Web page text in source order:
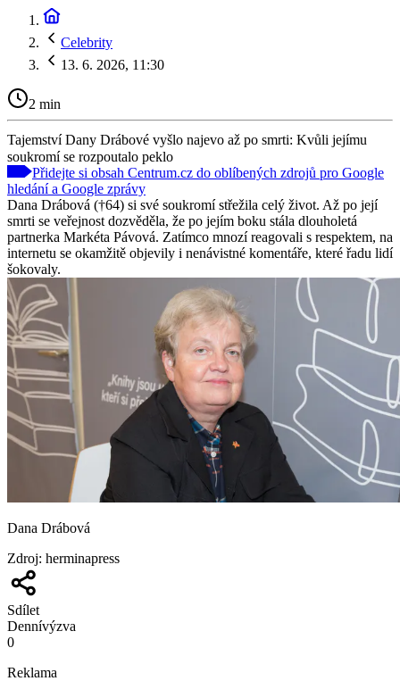
Celebrity
13. 6. 2026, 11:30
2 min
Tajemství Dany Drábové vyšlo najevo až po smrti: Kvůli jejímu
soukromí se rozpoutalo peklo
Přidejte si obsah Centrum.cz do oblíbených zdrojů pro Google
hledání a Google zprávy
Dana Drábová (†64) si své soukromí střežila celý život. Až po její
smrti se veřejnost dozvěděla, že po jejím boku stála dlouholetá
partnerka Markéta Pávová. Zatímco mnozí reagovali s respektem, na
internetu se okamžitě objevily i nenávistné komentáře, které řadu lidí
šokovaly.
Dana Drábová
Zdroj: herminapress
Sdílet
Dennívýzva
0
Reklama